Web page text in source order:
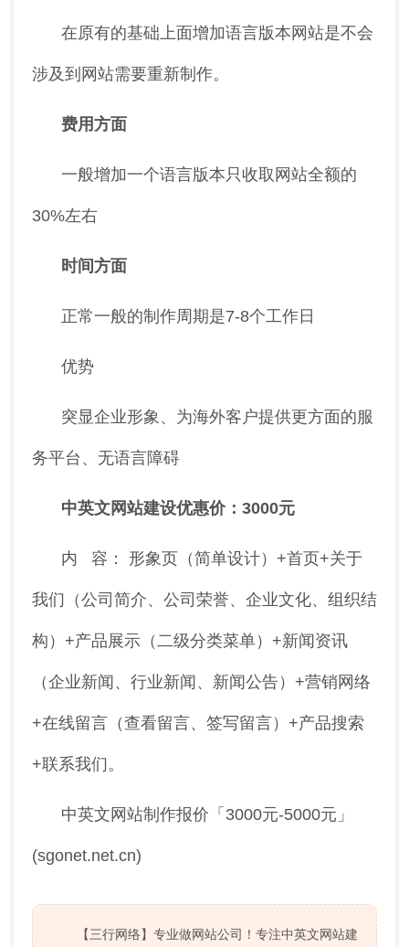
在原有的基础上面增加语言版本网站是不会
涉及到网站需要重新制作。
费用方面
一般增加一个语言版本只收取网站全额的
30%左右
时间方面
正常一般的制作周期是7-8个工作日
优势
突显企业形象、为海外客户提供更方面的服
务平台、无语言障碍
中英文网站建设优惠价：3000元
内 容： 形象页（简单设计）+首页+关于
我们（公司简介、公司荣誉、企业文化、组织结
构）+产品展示（二级分类菜单）+新闻资讯
（企业新闻、行业新闻、新闻公告）+营销网络
+在线留言（查看留言、签写留言）+产品搜索
+联系我们。
中英文网站制作报价「3000元-5000元」
(sgonet.net.cn)
【三行网络】专业做网站公司！专注中英文网站建